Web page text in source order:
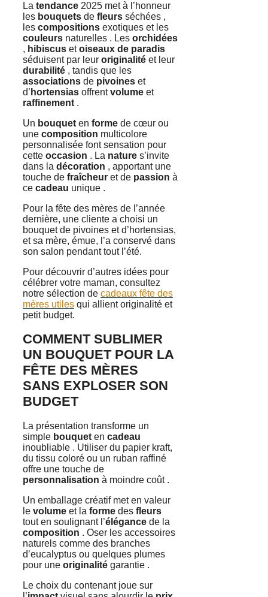
La tendance 2025 met à l’honneur
les bouquets de fleurs séchées ,
les compositions exotiques et les
couleurs naturelles . Les orchidées
, hibiscus etoiseaux de paradis
séduisent par leur originalité et leur
durabilité , tandis que les
associations de pivoines et
d’ hortensias offrentvolume et
raffinement .
Un bouquet en forme de cœur ou
une composition multicolore
personnalisée font sensation pour
cette occasion . La nature s’invite
dans la décoration , apportant une
touche de fraîcheur et de passion à
ce cadeau unique .
Pour la fête des mères de l’année
dernière, une cliente a choisi un
bouquet de pivoines et d’hortensias,
et sa mère, émue, l’a conservé dans
son salon pendant tout l’été.
Pour découvrir d’autres idées pour
célébrer votre maman, consultez
notre sélection de cadeaux fête des
mères utiles qui allient originalité et
petit budget.
COMMENT SUBLIMER
UN BOUQUET POUR LA
FÊTE DES MÈRES
SANS EXPLOSER SON
BUDGET
La présentation transforme un
simple bouquet en cadeau
inoubliable . Utiliser du papier kraft,
du tissu coloré ou un ruban raffiné
offre une touche de
personnalisation à moindre coût .
Un emballage créatif met en valeur
le volume et la forme des fleurs
tout en soulignant l’élégance de la
composition . Oser les accessoires
naturels comme des branches
d’eucalyptus ou quelques plumes
pour une originalité garantie .
Le choix du contenant joue sur